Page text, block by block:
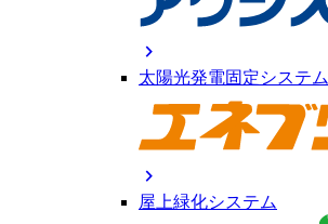
chevron_right
太陽光発電固定システム
chevron_right
屋上緑化システム